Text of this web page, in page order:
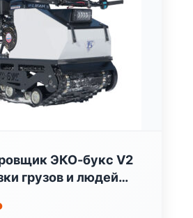
ЭКО-букс V2
грузов и людей